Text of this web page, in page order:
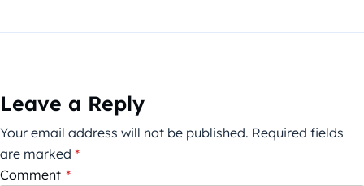
Leave a Reply
Your email address will not be published. Required fields
are marked *
Comment *